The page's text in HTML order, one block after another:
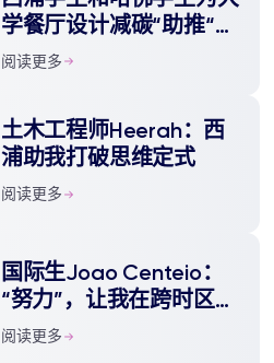
学餐厅设计减碳“助推“方
案 推广可持续健康饮食
阅读更多
土木工程师Heerah：西
浦助我打破思维定式
阅读更多
国际生Joao Centeio：
“努力”，让我在跨时区的
线上学习中保持正能量
阅读更多